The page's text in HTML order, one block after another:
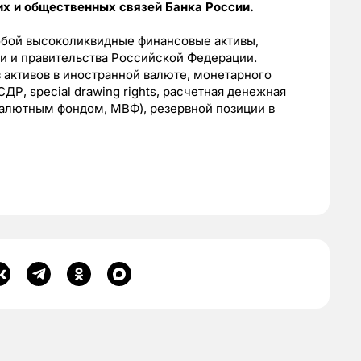
и общественных связей Банка России.
высоколиквидные финансовые активы,
правительства Российской Федерации.
в иностранной валюте, монетарного
special drawing rights, расчетная денежная
фондом, МВФ), резервной позиции в